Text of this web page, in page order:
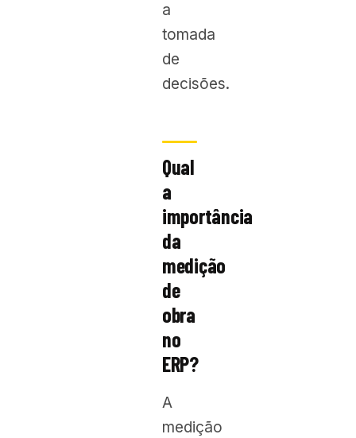
a
tomada
de
decisões.
Qual
a
importância
da
medição
de
obra
no
ERP?
A
medição